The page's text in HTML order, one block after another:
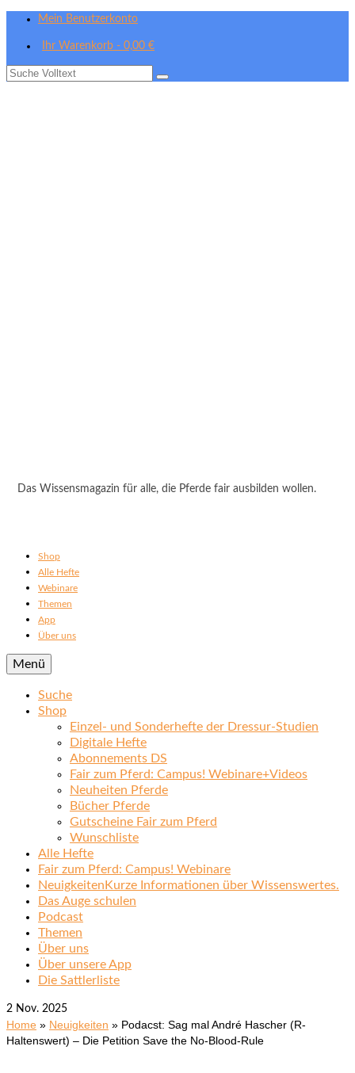
Mein Benutzerkonto
Ihr Warenkorb - 0,00 €
Suche
Das Wissensmagazin für alle, die Pferde fair ausbilden wollen.
Shop
Alle Hefte
Webinare
Themen
App
Über uns
Menü
Suche
Shop
Einzel- und Sonderhefte der Dressur-Studien
Digitale Hefte
Abonnements DS
Fair zum Pferd: Campus! Webinare+Videos
Neuheiten Pferde
Bücher Pferde
Gutscheine Fair zum Pferd
Wunschliste
Alle Hefte
Fair zum Pferd: Campus! Webinare
Neuigkeiten Kurze Informationen über Wissenswertes.
Das Auge schulen
Podcast
Themen
Über uns
Über unsere App
Die Sattlerliste
2 Nov. 2025
Home » Neuigkeiten » Podacst: Sag mal André Hascher (R-
Haltenswert) – Die Petition Save the No-Blood-Rule